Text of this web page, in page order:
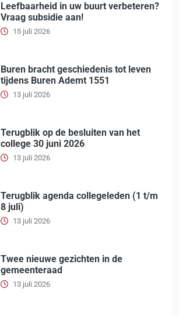
Leefbaarheid in uw buurt verbeteren?
Vraag subsidie aan!
15 juli 2026
Buren bracht geschiedenis tot leven
tijdens Buren Ademt 1551
13 juli 2026
Terugblik op de besluiten van het
college 30 juni 2026
13 juli 2026
Terugblik agenda collegeleden (1 t/m
8 juli)
13 juli 2026
Twee nieuwe gezichten in de
gemeenteraad
13 juli 2026